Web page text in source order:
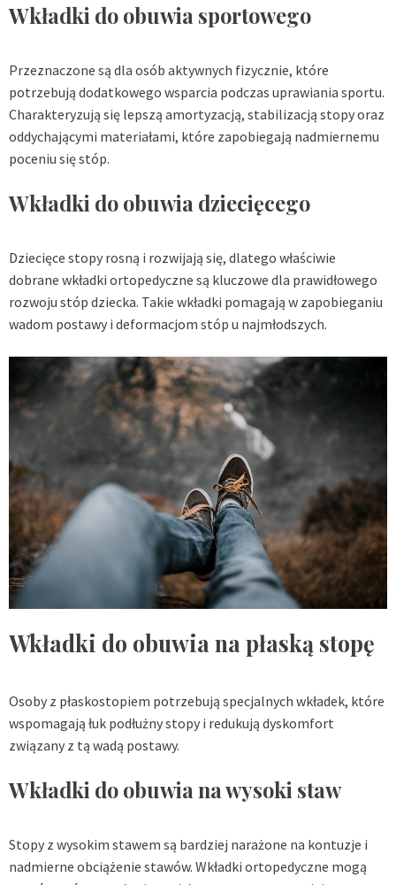
Wkładki do obuwia sportowego
Przeznaczone są dla osób aktywnych fizycznie, które
potrzebują dodatkowego wsparcia podczas uprawiania sportu.
Charakteryzują się lepszą amortyzacją, stabilizacją stopy oraz
oddychającymi materiałami, które zapobiegają nadmiernemu
poceniu się stóp.
Wkładki do obuwia dziecięcego
Dziecięce stopy rosną i rozwijają się, dlatego właściwie
dobrane wkładki ortopedyczne są kluczowe dla prawidłowego
rozwoju stóp dziecka. Takie wkładki pomagają w zapobieganiu
wadom postawy i deformacjom stóp u najmłodszych.
Wkładki do obuwia na płaską stopę
Osoby z płaskostopiem potrzebują specjalnych wkładek, które
wspomagają łuk podłużny stopy i redukują dyskomfort
związany z tą wadą postawy.
Wkładki do obuwia na wysoki staw
Stopy z wysokim stawem są bardziej narażone na kontuzje i
nadmierne obciążenie stawów. Wkładki ortopedyczne mogą